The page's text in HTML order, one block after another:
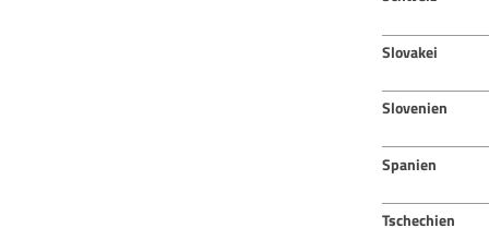
Slovakei
Slovenien
Spanien
Tschechien